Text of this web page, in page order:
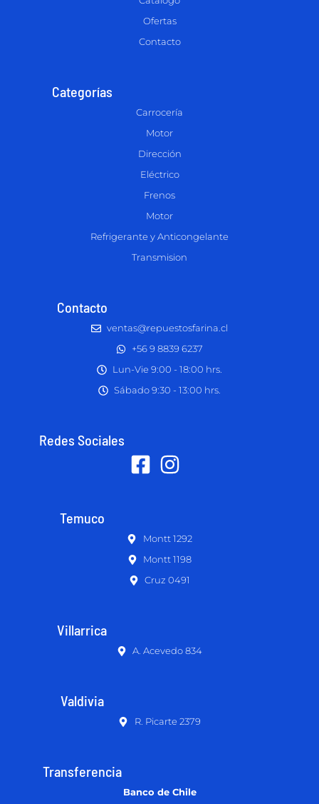
Ofertas
Contacto
Categorías
Carrocería
Motor
Dirección
Eléctrico
Frenos
Motor
Refrigerante y Anticongelante
Transmision
Contacto
ventas@repuestosfarina.cl
+56 9 8839 6237
Lun-Vie 9:00 - 18:00 hrs.
Sábado 9:30 - 13:00 hrs.
Redes Sociales
Temuco
Montt 1292
Montt 1198
Cruz 0491
Villarrica
A. Acevedo 834
Valdivia
R. Picarte 2379
Transferencia
Banco de Chile